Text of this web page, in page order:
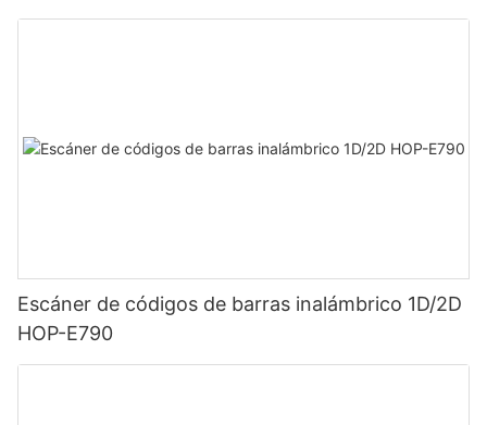
duración de 2800 mAh para almacén y logística.
Escáner de códigos de barras inalámbrico 1D/2D
HOP-E790